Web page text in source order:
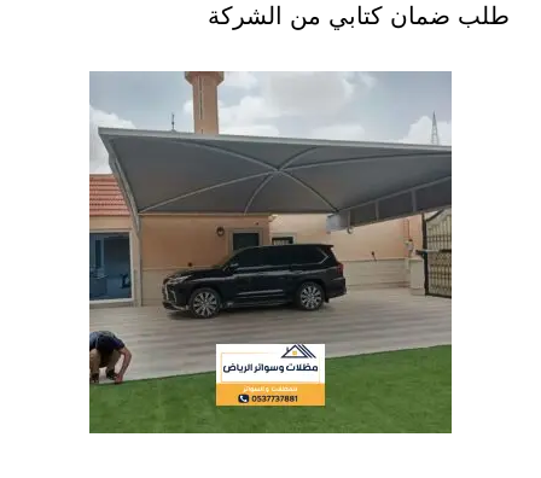
طلب ضمان كتابي من الشركة